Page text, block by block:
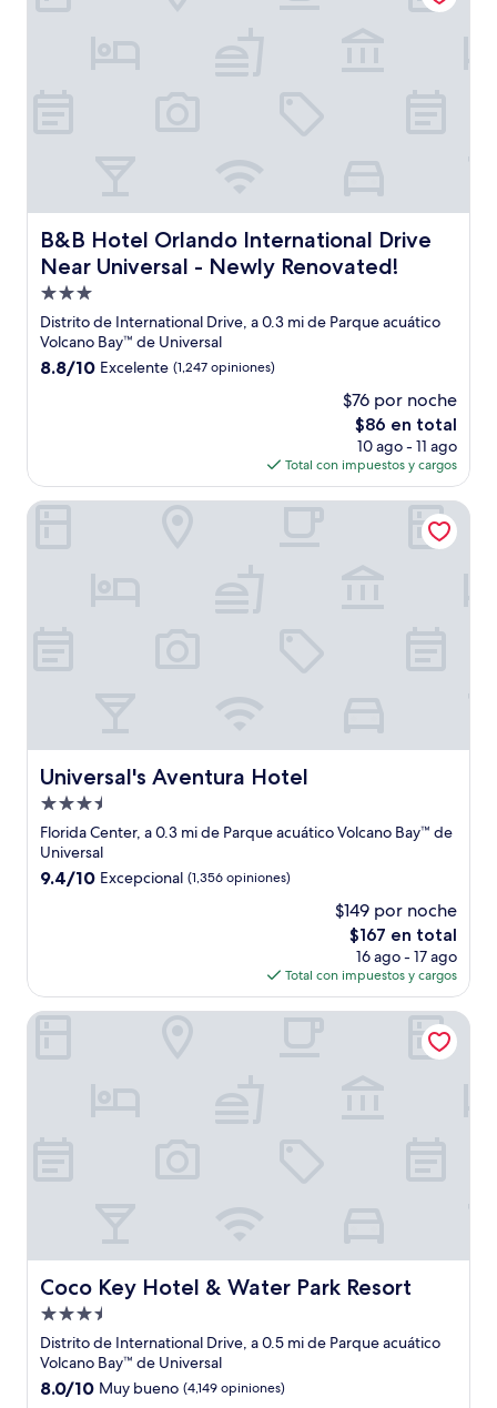
B&B Hotel Orlando International Drive
Near Universal - Newly Renovated!
B&B Hotel Orlando International Drive Near Universal -
Propiedad
de
3.0
estrellas
Distrito de International Drive, a 0.3 mi de Parque acuático
Volcano Bay™ de Universal
8.8
8.8/10 Excelente (1,247 opiniones)
$76 por noche
El
precio
actual
es
de
$86 en total
10 ago - 11 ago
Total con impuestos y cargos
Universal's Aventura Hotel
Universal's Aventura Hotel
Propiedad
de
3.5
estrellas
Florida Center, a 0.3 mi de Parque acuático Volcano Bay™ de
Universal
9.4
9.4/10 Excepcional (1,356 opiniones)
$149 por noche
El
precio
actual
es
de
$167 en total
16 ago - 17 ago
Total con impuestos y cargos
Universal's Aventura Hotel
Coco Key Hotel & Water Park Resort
Coco Key Hotel & Water Park Resort
Propiedad
de
3.5
estrellas
Distrito de International Drive, a 0.5 mi de Parque acuático
Volcano Bay™ de Universal
8.0
8.0/10 Muy bueno (4,149 opiniones)
Coco Key Hotel & Water Park Resort